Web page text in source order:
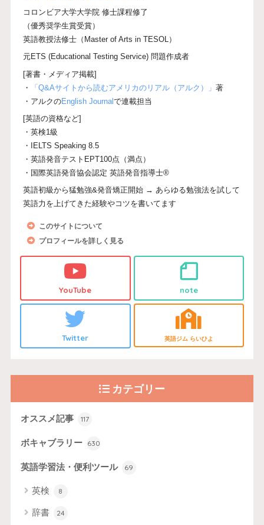
コロンビア大学大学院 修士課程修了
（優秀奨学生賞受賞）
英語教授法修士（Master of Arts in TESOL）
元ETS (Educational Testing Service) 問題作成者
[著書・メディア掲載]
・
「Q&Aサイトから読むアメリカのリアル（アルク）」著
・アルクのEnglish Journalで連載担当
[英語の資格など]
・英検1級
・IELTS Speaking 8.5
・英語発音テストEPT100点（満点）
・国際英語発音協会認定 英語発音指導士®
英語初級から猛勉強&発音矯正開始 → あらゆる勉強法を試して
英語力を上げてきた経験やコツを書いてます
このサイトについて
プロフィールを詳しく見る
YouTube note
Twitter 英語ジム らいひよ
カテゴリー
オススメ記事 117
ボキャブラリー 630
英語学習法・便利ツール 69
英検 8
辞書 24